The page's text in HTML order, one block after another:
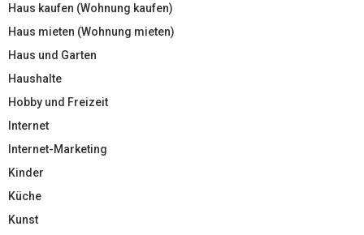
Haus kaufen (Wohnung kaufen)
Haus mieten (Wohnung mieten)
Haus und Garten
Haushalte
Hobby und Freizeit
Internet
Internet-Marketing
Kinder
Küche
Kunst